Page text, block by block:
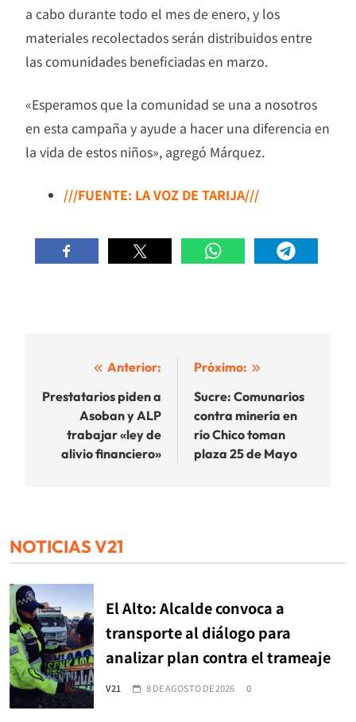
a cabo durante todo el mes de enero, y los
materiales recolectados serán distribuidos entre
las comunidades beneficiadas en marzo.
«Esperamos que la comunidad se una a nosotros
en esta campaña y ayude a hacer una diferencia en
la vida de estos niños», agregó Márquez.
///FUENTE: LA VOZ DE TARIJA///
Navegación
de
entradas
Anterior:
Prestatarios piden a
Asoban y ALP
trabajar «ley de
alivio financiero»
Próximo:
Sucre: Comunarios
contra minería en
río Chico toman
plaza 25 de Mayo
NOTICIAS V21
El Alto: Alcalde convoca a
transporte al diálogo para
analizar plan contra el trameaje
V21 8 DE AGOSTO DE 2026 0